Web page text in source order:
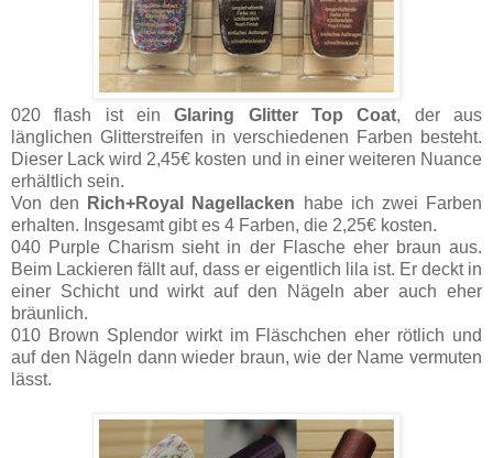
020 flash ist einGlaring Glitter Top Coat, der aus
länglichen Glitterstreifen in verschiedenen Farben besteht.
Dieser Lack wird 2,45€ kosten und in einer weiteren Nuance
erhältlich sein.
Von den
Rich+Royal Nagellacken habe ich zwei Farben
erhalten. Insgesamt gibt es 4 Farben, die 2,25€ kosten.
040 Purple Charism sieht in der Flasche eher braun aus.
Beim Lackieren fällt auf, dass er eigentlich lila ist. Er deckt in
einer Schicht und wirkt auf den Nägeln aber auch eher
bräunlich.
010 Brown Splendor wirkt im Fläschchen eher rötlich und
auf den Nägeln dann wieder braun, wie der Name vermuten
lässt.